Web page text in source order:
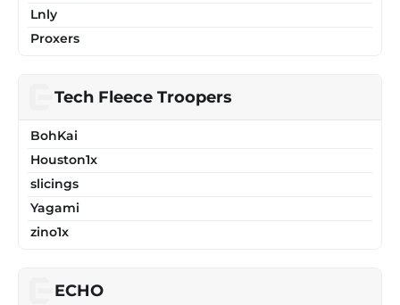
Lnly
Proxers
Tech Fleece Troopers
BohKai
Houston1x
slicings
Yagami
zino1x
ECHO